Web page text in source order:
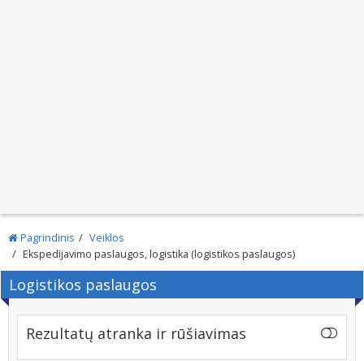
Pagrindinis
Veiklos
Ekspedijavimo paslaugos, logistika (logistikos paslaugos)
Logistikos paslaugos
Rezultatų atranka ir rūšiavimas